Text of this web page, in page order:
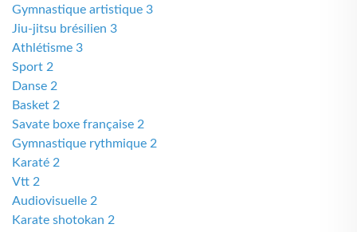
Gymnastique artistique 3
Jiu-jitsu brésilien 3
Athlétisme 3
Sport 2
Danse 2
Basket 2
Savate boxe française 2
Gymnastique rythmique 2
Karaté 2
Vtt 2
Audiovisuelle 2
Karate shotokan 2